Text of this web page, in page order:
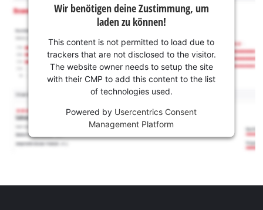
Wir benötigen deine Zustimmung, um
laden zu können!
This content is not permitted to load due to
trackers that are not disclosed to the visitor.
The website owner needs to setup the site
with their CMP to add this content to the list
of technologies used.
Powered by Usercentrics Consent
Management Platform